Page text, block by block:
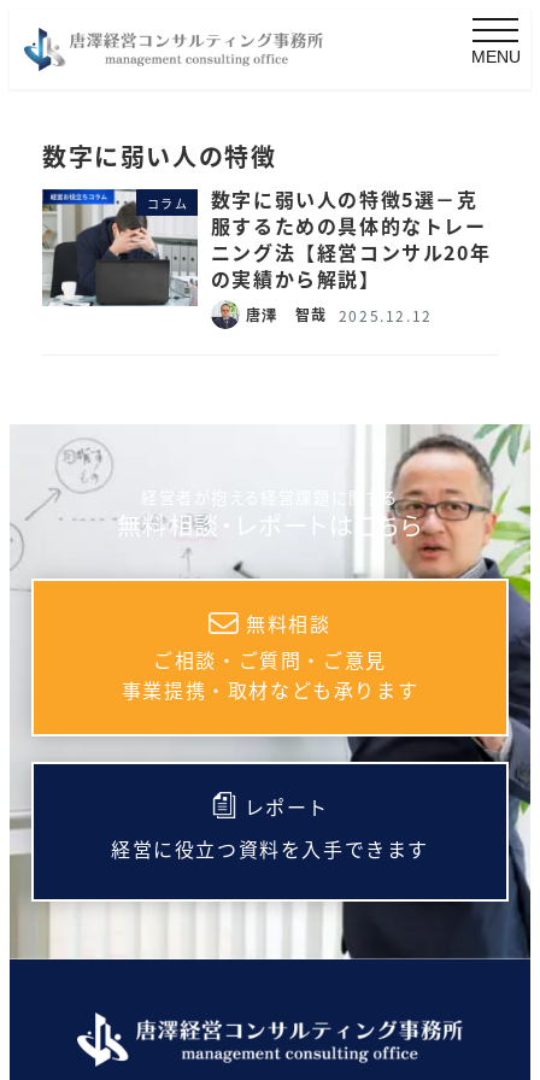
MENU
数字に弱い人の特徴
コラム
数字に弱い人の特徴5選－克
服するための具体的なトレー
ニング法【経営コンサル20年
の実績から解説】
唐澤 智哉 2025.12.12
経営者が抱える経営課題に関する
無料相談・レポートはこちら
無料相談
ご相談・ご質問・ご意見
事業提携・取材なども承ります
レポート
経営に役立つ資料を入手できます